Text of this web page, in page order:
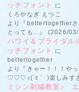
ッチフォント
に
くろやなぎ えつこ
より『bettertogetherさ
とっても...』 (2026/
ハワイ＆ブライダ
ッチフォント
に
bettertogether
より『きゃー！！！や
♡♡♡♪(´ε｀ )楽しみす
ミシン刺繍教室♪ エ